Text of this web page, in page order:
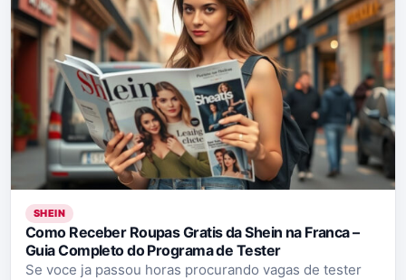
SHEIN
Como Receber Roupas Gratis da Shein na Franca –
Guia Completo do Programa de Tester
Se voce ja passou horas procurando vagas de tester